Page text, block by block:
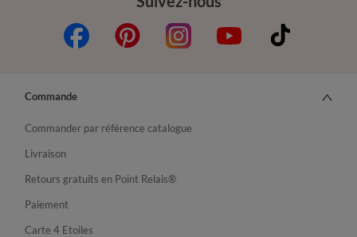
Commande
Commander par référence catalogue
Livraison
Retours gratuits en Point Relais®
Paiement
Carte 4 Etoiles